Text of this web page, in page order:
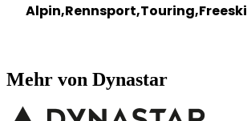
Alpin,Rennsport,Touring,Freeski
Mehr von Dynastar